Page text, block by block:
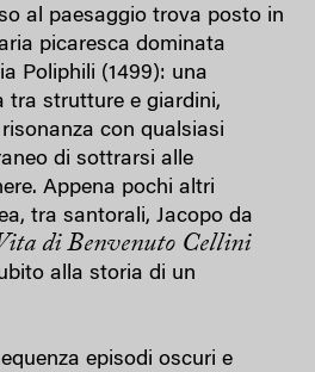
al paesaggio trova posto in
picaresca dominata
Poliphili (1499): una
tra strutture e giardini,
con qualsiasi
di sottrarsi alle
Appena pochi altri
tra santorali, Jacopo da
di Benvenuto Cellini
alla storia di un
episodi oscuri e